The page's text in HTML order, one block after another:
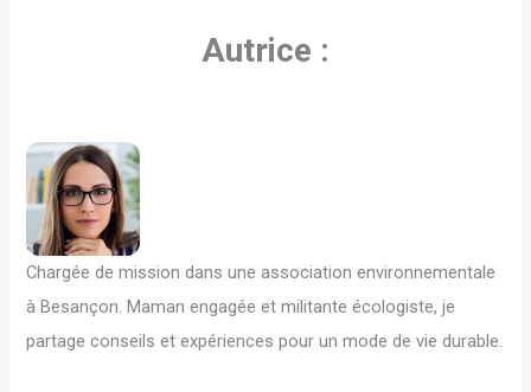
Autrice :
Chargée de mission dans une association environnementale
à Besançon. Maman engagée et militante écologiste, je
partage conseils et expériences pour un mode de vie durable.